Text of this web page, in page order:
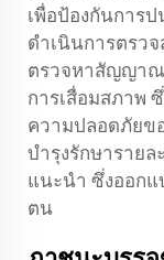
เพื่อป้องกันการ
ดำเนินการตรว
ตรวจหาสัญญาณ
การเสื่อมสภาพ
ความปลอดภัยข
บำรุงรักษารายล
แนะนำ ซึ่งออก
ตน